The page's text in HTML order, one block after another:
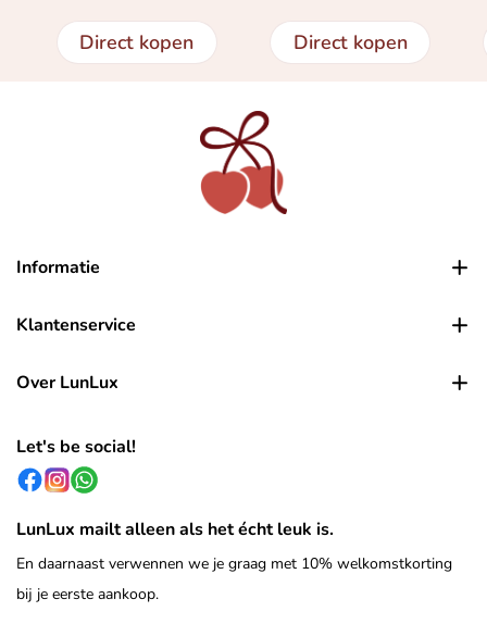
Direct kopen Direct kopen
Informatie
Klantenservice
Over LunLux
Let's be social!
LunLux mailt alleen als het écht leuk is.
En daarnaast verwennen we je graag met 10% welkomstkorting
bij je eerste aankoop.